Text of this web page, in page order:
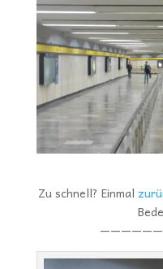
Zu schnell? Einmal